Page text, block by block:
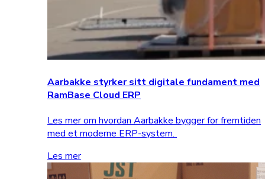
Aarbakke styrker sitt digitale fundament med
RamBase Cloud ERP
Les mer om hvordan Aarbakke bygger for fremtiden
med et moderne ERP-system.
Les mer